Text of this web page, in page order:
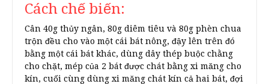
Cách chế biến:
Cân 40g thủy ngân, 80g diêm tiêu và 80g phèn chua
trộn đều cho vào một cái bát nông, đậy lên trên đó
bằng một cái bát khác, dùng dây thép buộc chằng
cho chặt, mép của 2 bát được chát bằng xi măng cho
kín, cuối cùng dùng xi măng chát kín cả hai bát, đợi